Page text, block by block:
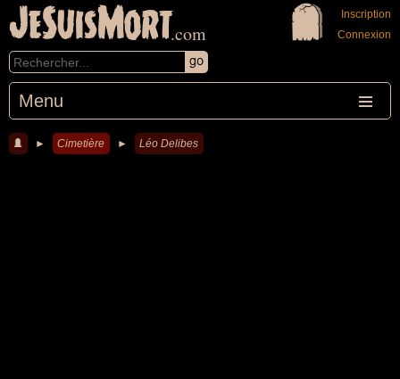
JeSuisMort.com
Menu
Inscription
Connexion
► Cimetière ► Léo Delibes